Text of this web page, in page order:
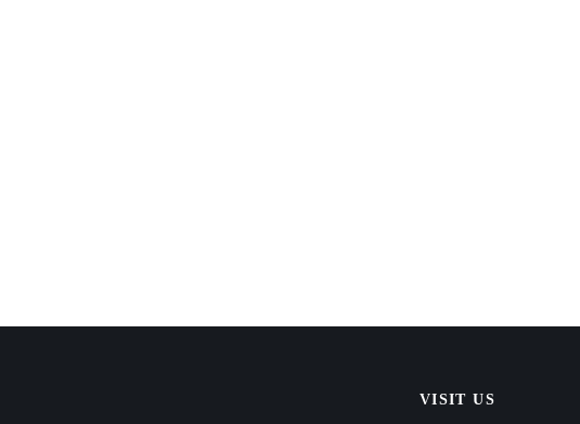
VISIT US